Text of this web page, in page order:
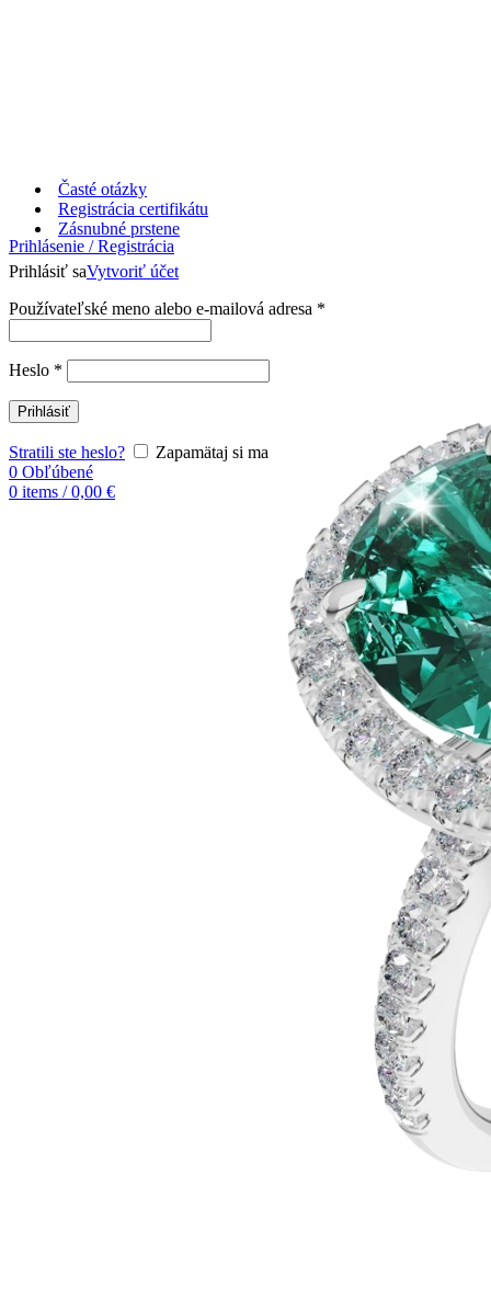
Časté otázky
Registrácia certifikátu
Prihlásenie / Registrácia
Prihlásiť saVytvoriť účet
Používateľské meno alebo e-mailová adresa *
Heslo *
Prihlásiť
Stratili ste heslo?
Zapamätaj si ma
0 Obľúbené
0 items / 0,00 €
Zásnubné prstene